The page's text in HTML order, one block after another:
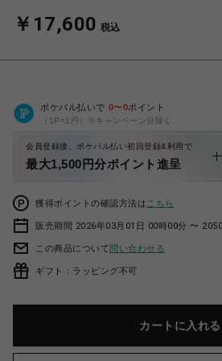
￥17,600 税込
ポケパル払いで 0〜0ポイント
（1P=1円）※キャンペーン分除く
会員登録後、ポケパル払い初回登録&利用で
最大1,500円分ポイント進呈
獲得ポイントの確認方法は こちら
販売期間 2026年03月01日 00時00分 〜
この商品について問い合わせる
ギフト：ラッピング不可
カートに入れる